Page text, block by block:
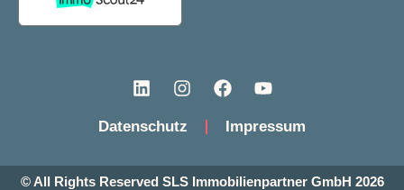
Datenschutz Impressum
© All Rights Reserved SLS Immobilienpartner GmbH 2026